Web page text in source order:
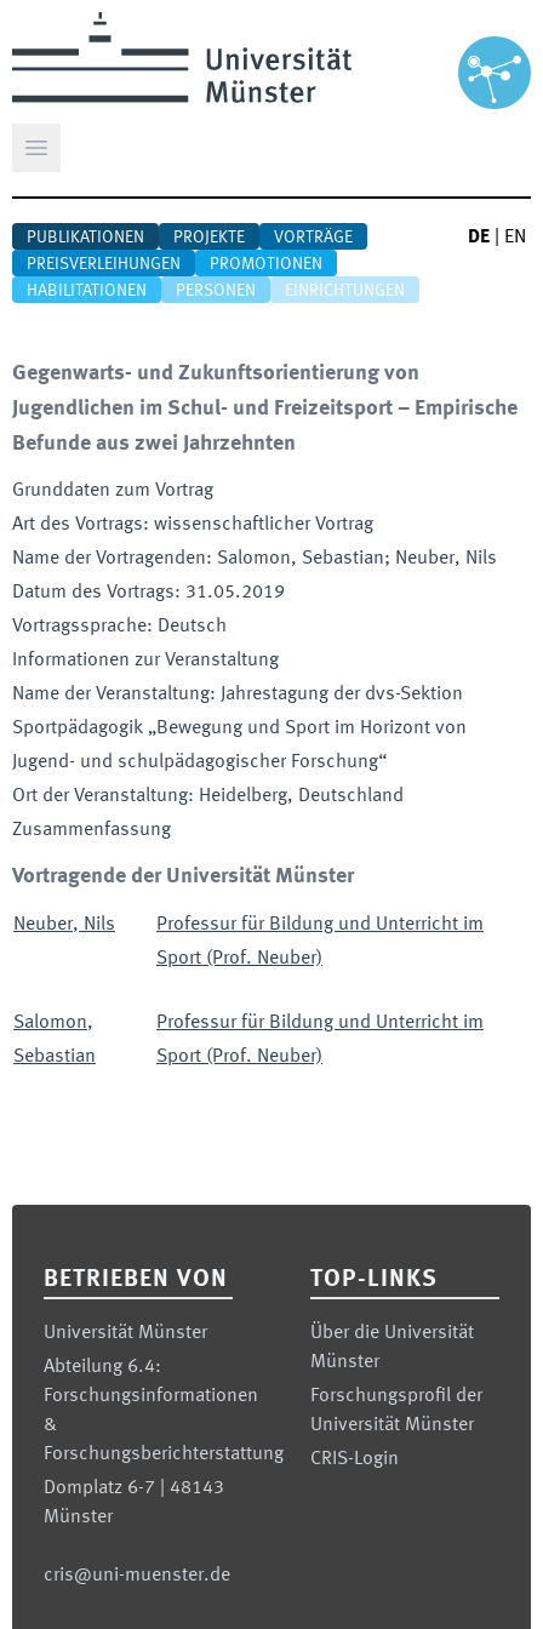
Hauptmenü öffnen
PUBLIKATIONEN PROJEKTE
VORTRÄGE
PREISVERLEIHUNGEN
PROMOTIONEN
HABILITATIONEN
PERSONEN EINRICHTUNGEN
DE EN
Gegenwarts- und Zukunftsorientierung von
Jugendlichen im Schul- und Freizeitsport – Empirische
Befunde aus zwei Jahrzehnten
Grunddaten zum Vortrag
Art des Vortrags: wissenschaftlicher Vortrag
Name der Vortragenden: Salomon, Sebastian; Neuber, Nils
Datum des Vortrags: 31.05.2019
Vortragssprache: Deutsch
Informationen zur Veranstaltung
Name der Veranstaltung:
Jahrestagung der dvs-Sektion
Sportpädagogik „Bewegung und Sport im Horizont von
Jugend- und schulpädagogischer Forschung“
Ort der Veranstaltung: Heidelberg, Deutschland
Zusammenfassung
Vortragende der Universität Münster
Neuber, Nils
Professur für Bildung und Unterricht im
Sport (Prof. Neuber)
Salomon,
Sebastian
Professur für Bildung und Unterricht im
Sport (Prof. Neuber)
BETRIEBEN VON
Universität Münster
Abteilung 6.4:
Forschungsinformationen
&
Forschungsberichterstattung
Domplatz 6-7 | 48143
Münster
cris@uni-muenster.de
TOP-LINKS
Über die Universität
Münster
Forschungsprofil der
Universität Münster
CRIS-Login